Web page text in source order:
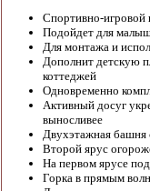
Спортивно-игровой
Подойдет для
Для монтажа и
Дополнит детскую
коттеджей
Одновременно
Активный досуг
выносливее
Двухэтажная
Второй ярус
На первом ярусе
Горка в прямым